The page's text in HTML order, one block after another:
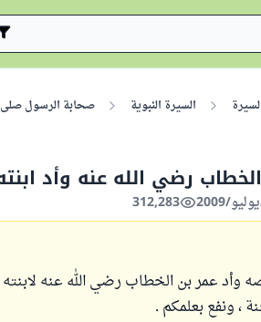
السيرة النبوية صحابة الرسول صلى
رضي الله عنه وأد
312,283
عمر بن الخطاب رضي الله عنه
، ونفع بعلمكم .